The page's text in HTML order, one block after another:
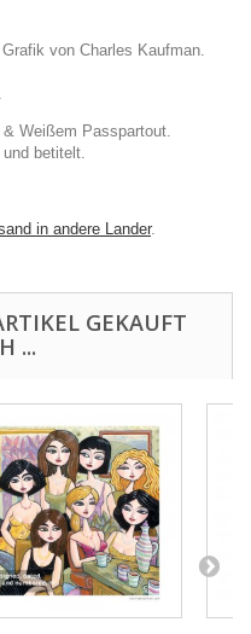
von Charles Kaufman.
Weißem Passpartout.
betitelt.
in andere Lander.
GEKAUFT
...